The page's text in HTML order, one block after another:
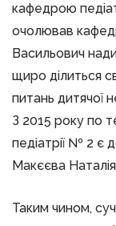
кафедрою
очолював
Васильович
щиро ділиться
питань дитячої
З 2015 року по
педіатрії № 2 є
Макєєва Наталія
Таким чином,